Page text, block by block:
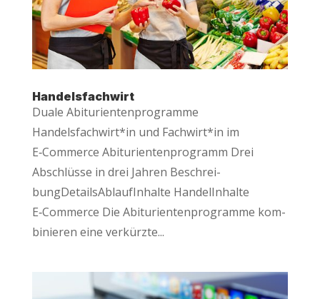
Han­dels­fach­wirt
Dua­le Abitu­ri­en­ten­pro­gram­me
Handelsfachwirt*in und Fachwirt*in im
E‑Commerce Abitu­ri­en­ten­pro­gramm Drei
Abschlüs­se in drei Jahren Beschrei­
bungDetailsAblaufInhal­te HandelInhal­te
E‑Commerce Die Abitu­ri­en­ten­pro­gram­me kom­
bi­nie­ren eine ver­kürz­te...